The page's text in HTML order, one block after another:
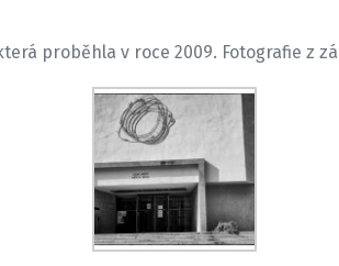
proběhla v roce 2009. Fotografie z